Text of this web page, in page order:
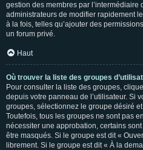
gestion des membres par l’intermédiaire
administrateurs de modifier rapidement
à la fois, telles qu’ajouter des
un forum privé.
Haut
Où trouver la liste des groupes
Pour consulter la liste des groupes,
depuis votre panneau de l’utilisateur. Si
groupes, sélectionnez le groupe désiré
Toutefois, tous les groupes ne sont pas
nécessiter une approbation, certains
être masqués. Si le groupe est dit «
librement. Si le groupe est dit « À la